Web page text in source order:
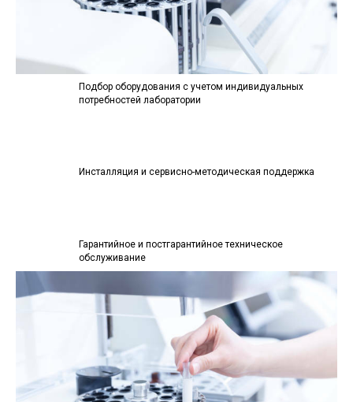
Подбор оборудования с учетом индивидуальных
потребностей лаборатории
Инсталляция и сервисно-методическая поддержка
Гарантийное и постгарантийное техническое
обслуживание